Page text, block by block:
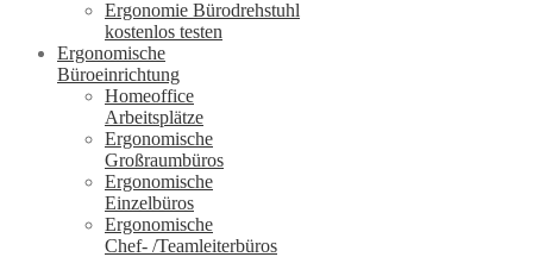
Ergonomie Bürodrehstuhl
kostenlos testen
Ergonomische
Büroeinrichtung
Homeoffice
Arbeitsplätze
Ergonomische
Großraumbüros
Ergonomische
Einzelbüros
Ergonomische
Chef- /Teamleiterbüros